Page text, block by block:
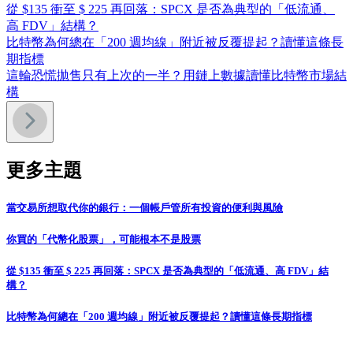
從 $135 衝至 $ 225 再回落：SPCX 是否為典型的「低流通、
高 FDV」結構？
比特幣為何總在「200 週均線」附近被反覆提起？讀懂這條長
期指標
這輪恐慌拋售只有上次的一半？用鏈上數據讀懂比特幣市場結
構
更多主題
當交易所想取代你的銀行：一個帳戶管所有投資的便利與風險
你買的「代幣化股票」，可能根本不是股票
從 $135 衝至 $ 225 再回落：SPCX 是否為典型的「低流通、高 FDV」結
構？
比特幣為何總在「200 週均線」附近被反覆提起？讀懂這條長期指標